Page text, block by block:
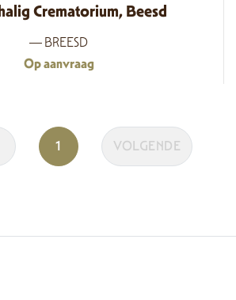
Crematorium, Beesd
— BREESD
Op aanvraag
1 VOLGENDE